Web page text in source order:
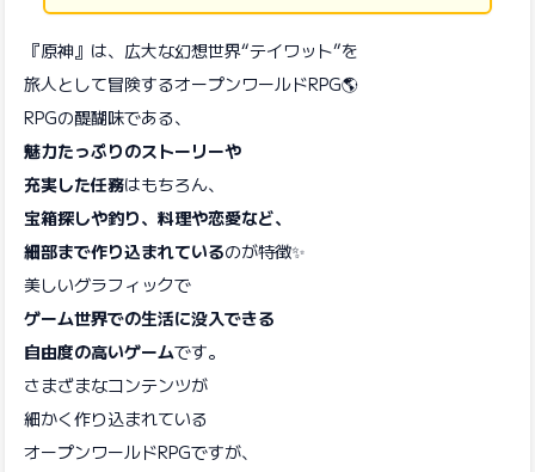
『原神』は、広大な幻想世界“テイワット”を
旅人として冒険するオープンワールドRPG🌎
RPGの醍醐味である、
魅力たっぷりのストーリーや
充実した任務はもちろん、
宝箱探しや釣り、料理や恋愛など、
細部まで作り込まれているのが特徴✨
美しいグラフィックで
ゲーム世界での生活に没入できる
自由度の高いゲームです。
さまざまなコンテンツが
細かく作り込まれている
オープンワールドRPGですが、